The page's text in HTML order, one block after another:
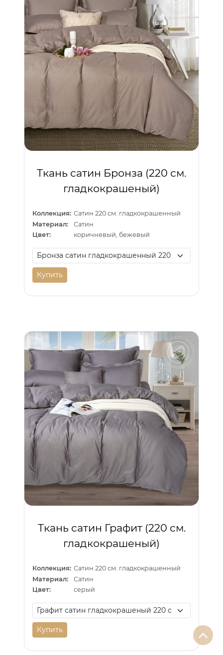
Ткань сатин Бронза (220 см.
гладкокрашеный)
Коллекция: Сатин 220 см. гладкокрашенный
Материал:
Сатин
Цвет:
коричневый, бежевый
Купить
Ткань сатин Графит (220 см.
гладкокрашеный)
Коллекция: Сатин 220 см. гладкокрашенный
Материал:
Сатин
Цвет:
серый
Купить